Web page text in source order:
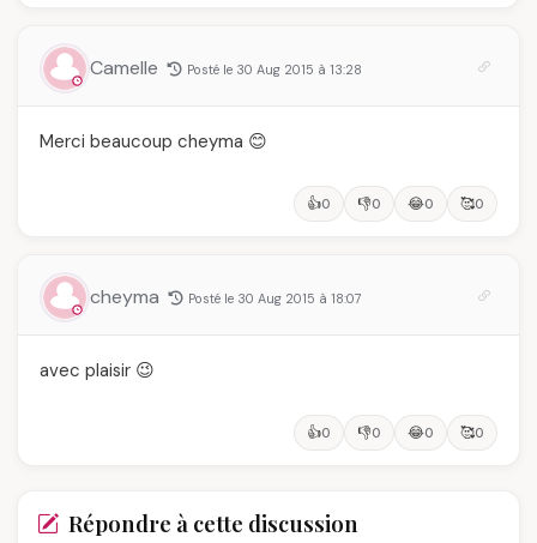
Camelle Posté le 30 Aug 2015 à 13:28
Merci beaucoup cheyma 😊
👍0 👎0 😂0 🥰0
cheyma Posté le 30 Aug 2015 à 18:07
avec plaisir 😉
👍0 👎0 😂0 🥰0
Répondre à cette discussion